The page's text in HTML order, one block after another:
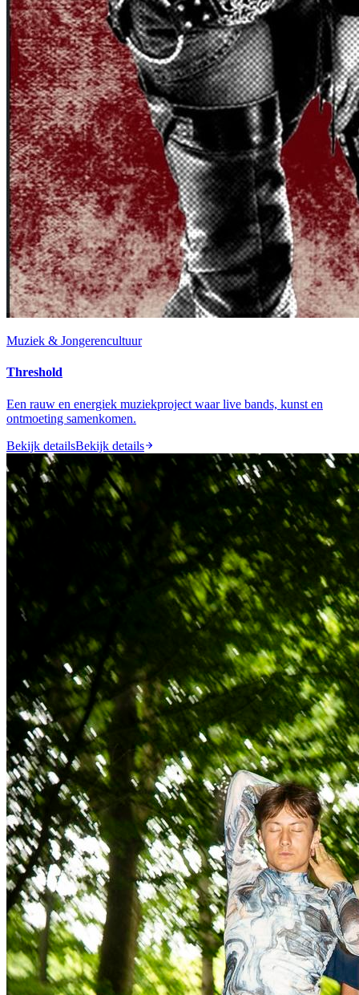
Muziek & Jongerencultuur
Threshold
Een rauw en energiek muziekproject waar live bands, kunst en
ontmoeting samenkomen.
Bekijk detailsBekijk details